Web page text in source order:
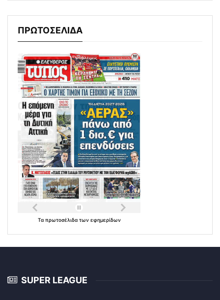
ΠΡΩΤΟΣΕΛΙΔΑ
Τα πρωτοσέλιδα των εφημερίδων
SUPER LEAGUE